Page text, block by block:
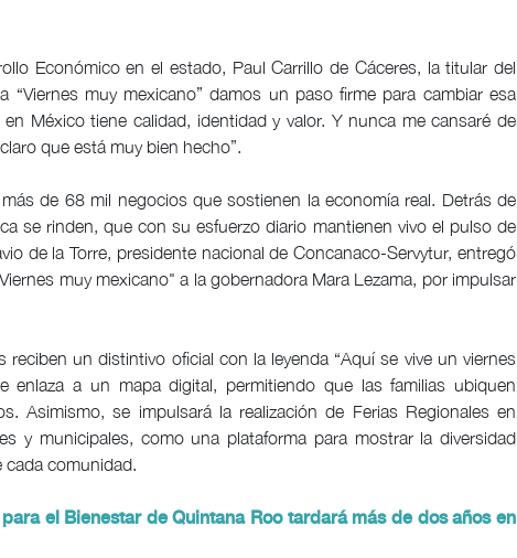
Económico en el estado, Paul Carrillo de Cáceres, la titular del
“Viernes muy mexicano” damos un paso firme para cambiar esa
México tiene calidad, identidad y valor. Y nunca me cansaré de
que está muy bien hecho”.
de 68 mil negocios que sostienen la economía real. Detrás de
se rinden, que con su esfuerzo diario mantienen vivo el pulso de
de la Torre, presidente nacional de Concanaco-Servytur, entregó
muy mexicano" a la gobernadora Mara Lezama, por impulsar
un distintivo oficial con la leyenda “Aquí se vive un viernes
enlaza a un mapa digital, permitiendo que las familias ubiquen
Asimismo, se impulsará la realización de Ferias Regionales en
y municipales, como una plataforma para mostrar la diversidad
cada comunidad.
el Bienestar de Quintana Roo tardará más de dos años en